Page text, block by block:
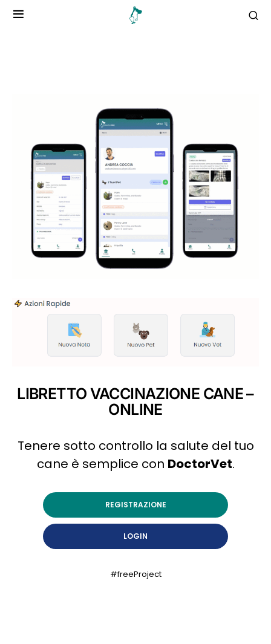
LIBRETTO VACCINAZIONE CANE –
ONLINE
Tenere sotto controllo la salute del tuo
cane è semplice con DoctorVet.
REGISTRAZIONE
LOGIN
#freeProject